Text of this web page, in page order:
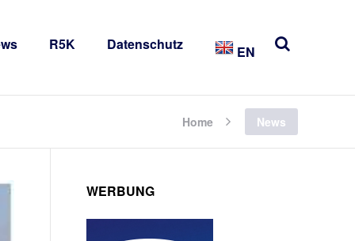
R5K Datenschutz EN
Home News
WERBUNG